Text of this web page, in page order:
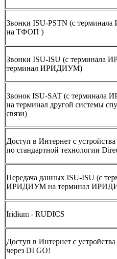
Звонки ISU-PSTN (с
на ТФОП )
Звонки ISU-ISU (с терминала
терминал ИРИДИУМ)
Звонок ISU-SAT (c
на терминал другой системы
связи)
Доступ в Интернет с
по стандартной технологии
Передача данных ISU-ISU (c
ИРИДИУМ на терминал
Iridium - RUDICS
Доступ в Интернет с
через DI GO!